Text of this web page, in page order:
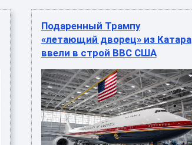
Подаренный Трампу
«летающий дворец» из Катара
ввели в строй ВВС США